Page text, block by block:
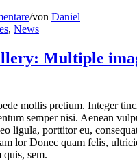
/von Daniel
, News
Multiple
mollis pretium. Integer
semper nisi. Aenean
ligula, porttitor eu,
lor Donec quam felis,
quis, sem.